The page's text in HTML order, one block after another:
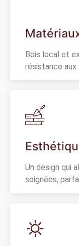
Bois local et
résistance
Un design qui
soignées,